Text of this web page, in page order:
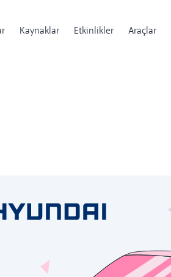
Kaynaklar Etkinlikler Araçlar